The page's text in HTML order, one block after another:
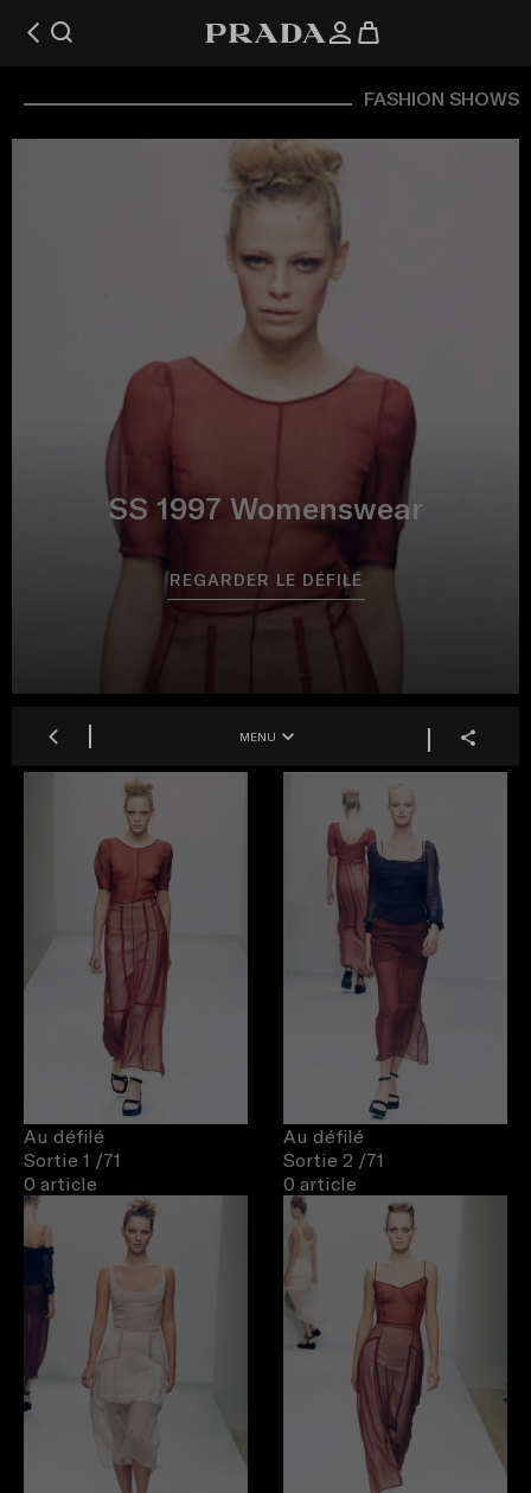
FASHION SHOWS
SS 1997 Womenswear
REGARDER LE DÉFILÉ
MENU
Au défilé
Sortie 1 /71
0 article
Au défilé
Sortie 2 /71
0 article